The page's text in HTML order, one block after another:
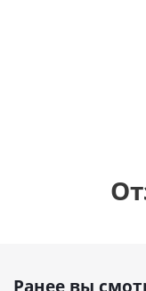
Ранее вы